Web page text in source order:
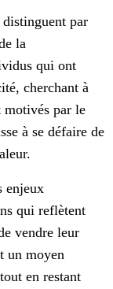
par
la
qui ont
cherchant à
motivés par le
à se défaire de
enjeux
qui reflètent
vendre leur
un moyen
en restant